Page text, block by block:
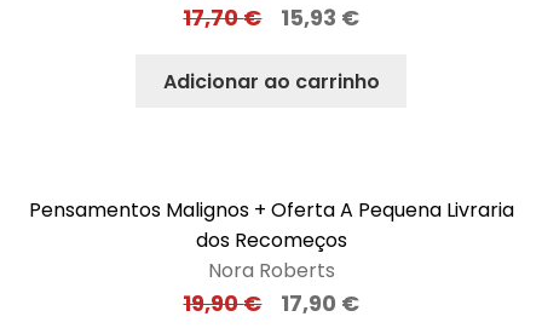
17,70€ 15,93 €
Adicionar ao carrinho
Pensamentos Malignos + Oferta A Pequena Livraria
dos Recomeços
Nora Roberts
19,90€ 17,90 €